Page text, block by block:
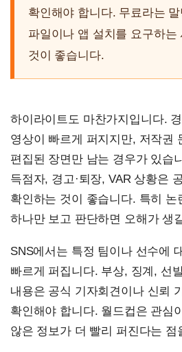
확인해야 합니다. 무료라는
파일이나 앱 설치를 요구하는
것이 좋습니다.
하이라이트도 마찬가지입니다.
영상이 빠르게 퍼지지만, 저작권
편집된 장면만 남는 경우가 있습
득점자, 경고·퇴장, VAR 상황은
확인하는 것이 좋습니다. 특히 논
하나만 보고 판단하면 오해가 생
SNS에서는 특정 팀이나 선수에
빠르게 퍼집니다. 부상, 징계, 선
내용은 공식 기자회견이나 신뢰
확인해야 합니다. 월드컵은 관심
않은 정보가 더 빨리 퍼진다는 점